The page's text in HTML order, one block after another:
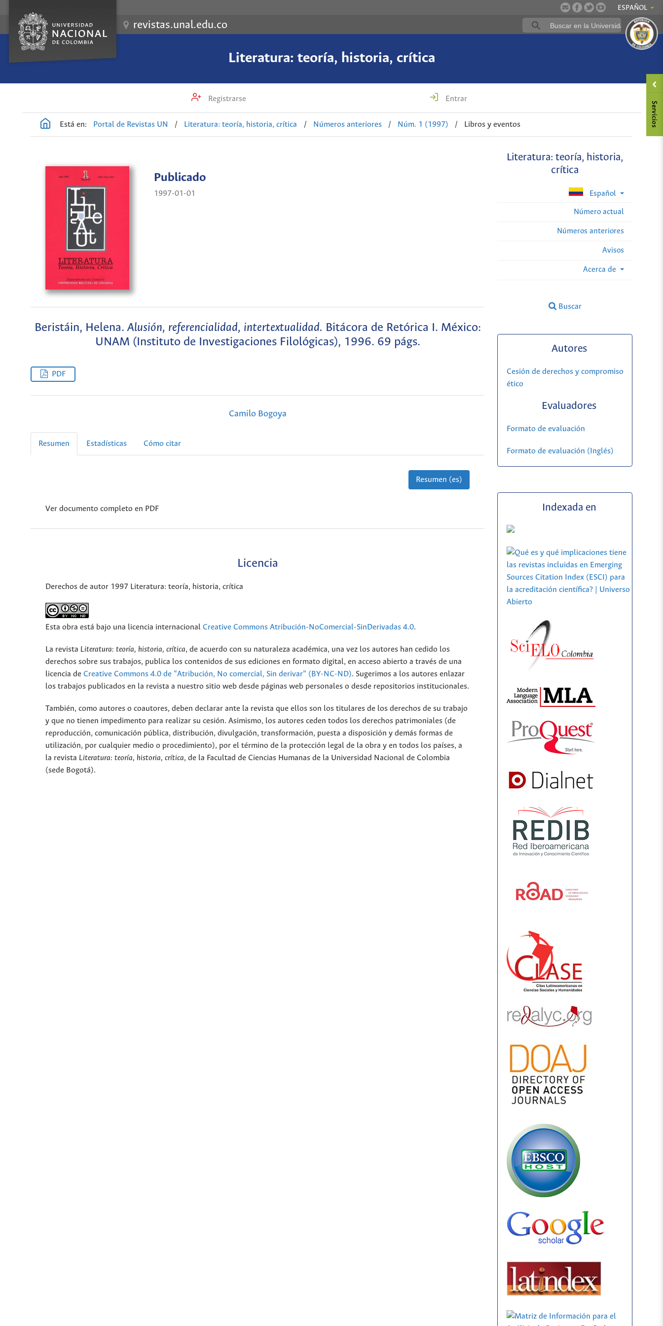
ESPAÑOL
revistas.unal.edu.co
Literatura: teoría, historia, crítica
Registrarse Entrar
Está en: Portal de Revistas UN / Literatura: teoría, historia, crítica / Números anteriores / Núm. 1 (1997) / Libros y eventos
Literatura: teoría, historia,
crítica
Español
Número actual
Números anteriores
Avisos
Acerca de
Buscar
Publicado
1997-01-01
Beristáin, Helena.Alusión, referencialidad, intertextualidad. Bitácora de Retórica I. México:
UNAM (Instituto de Investigaciones Filológicas), 1996. 69 págs.
PDF
Camilo Bogoya
Resumen Estadísticas Cómo citar
Resumen (es)
Ver documento completo en PDF
Licencia
Derechos de autor 1997 Literatura: teoría, historia, crítica
Esta obra está bajo una licencia internacional Creative Commons Atribución-NoComercial-SinDerivadas 4.0.
La revista Literatura: teoría, historia, crítica, de acuerdo con su naturaleza académica, una vez los autores han cedido los
derechos sobre sus trabajos, publica los contenidos de sus ediciones en formato digital, en acceso abierto a través de una
licencia de Creative Commons 4.0 de “Atribución, No comercial, Sin derivar” (BY-NC-ND). Sugerimos a los autores enlazar
los trabajos publicados en la revista a nuestro sitio web desde páginas web personales o desde repositorios institucionales.
También, como autores o coautores, deben declarar ante la revista que ellos son los titulares de los derechos de su trabajo
y que no tienen impedimento para realizar su cesión. Asimismo, los autores ceden todos los derechos patrimoniales (de
reproducción, comunicación pública, distribución, divulgación, transformación, puesta a disposición y demás formas de
utilización, por cualquier medio o procedimiento), por el término de la protección legal de la obra y en todos los países, a
la revista Literatura: teoría, historia, crítica, de la Facultad de Ciencias Humanas de la Universidad Nacional de Colombia
(sede Bogotá).
Autores
Cesión de derechos y compromiso
ético
Evaluadores
Formato de evaluación
Formato de evaluación (Inglés)
Indexada en